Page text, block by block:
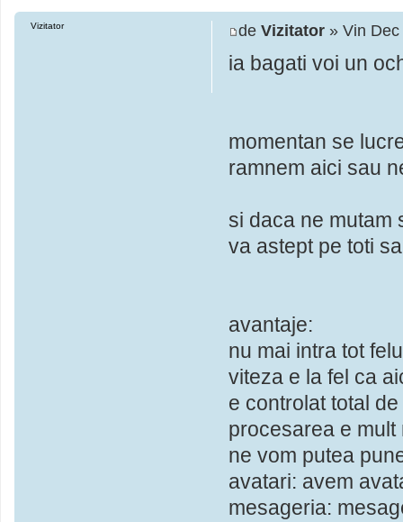
de Vizitator » Vin
ia bagati voi un
momentan se
ramnem aici sau
si daca ne mutam
va astept pe toti
avantaje:
nu mai intra tot
viteza e la fel ca
e controlat total
procesarea e
ne vom putea
avatari: avem
mesageria:
Vizitator